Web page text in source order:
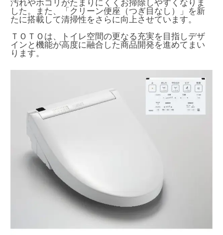
汚れやホコリがたまりにくくお掃除しやすくなりま
した。また、「クリーン便座（つぎ目なし）」を新
たに搭載して清掃性をさらに向上させています。
ＴＯＴＯは、トイレ空間の更なる充実を目指しデザ
インと機能が高度に融合した商品開発を進めてまい
ります。